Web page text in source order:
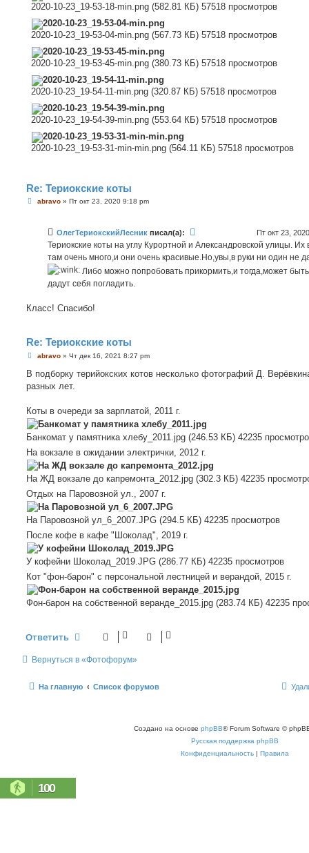
2020-10-23_19-53-18-min.png (582.81 КБ) 57518 просмотров
2020-10-23_19-53-04-min.png (567.73 КБ) 57518 просмотров
2020-10-23_19-53-45-min.png (380.73 КБ) 57518 просмотров
2020-10-23_19-54-11-min.png (320.87 КБ) 57518 просмотров
2020-10-23_19-54-39-min.png (553.64 КБ) 57518 просмотров
2020-10-23_19-53-31-min-min.png (564.11 КБ) 57518 просмотров
Re: Териокские коты
Сabravo» Пт окт 23, 2020 9:18 pm
ОлегТериокскийЛесник писал(а): Пт окт 23,
Териокские коты на углу Курортной и Александровской улицы. Их
там очень много,и они очень красивые.Но,увы,в руки ни один не
Либо можно попробовать прикормить,и тогда,может
дадут себя погладить.
Класс! Спасибо!
Re: Териокские коты
С
о
щ
и
е
abravo» Чт дек 16, 2021 8:27 pm
В подборку терийокских котов несколько фотографий Д.
разных лет.
Коты в очереди за зарплатой, 2011 г.
Банкомат у памятника хлебу_2011.jpg (246.53 КБ) 42235
На вокзале в ожидании электрички, 2012 г.
На ЖД вокзале до капремонта_2012.jpg (302.3 КБ) 42235
Отдых на Паровозной ул., 2007 г.
На Паровозной ул_6_2007.JPG (294.5 КБ) 42235 просмотров
После кофе в кафе "Шоколад", 2019 г.
У кофейни Шоколад_2019.JPG (286.77 КБ) 42235 просмотров
Кот "фон-барон" с персональной лестницей и верандой, 2015 г.
Фон-барон на собственной веранде_2015.jpg (283.74 КБ) 42235
Ответить
Вернуться в «Фотофорум»
На главную Список форумов
Создано на основе phpBB® Forum Software ©
Русская поддержка phpBB
Конфиденциальность | Правила
100